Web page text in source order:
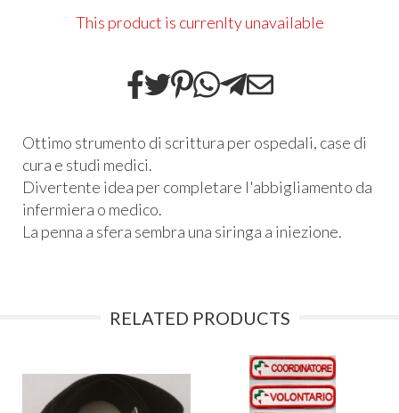
This product is currenlty unavailable
Ottimo strumento di scrittura per ospedali, case di
cura e studi medici.
Divertente idea per completare l'abbigliamento da
infermiera o medico.
La penna a sfera sembra una siringa a iniezione.
RELATED PRODUCTS